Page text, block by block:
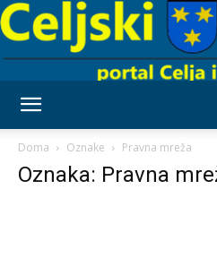
Doma Oznake Pravna mreža
Oznaka: Pravna